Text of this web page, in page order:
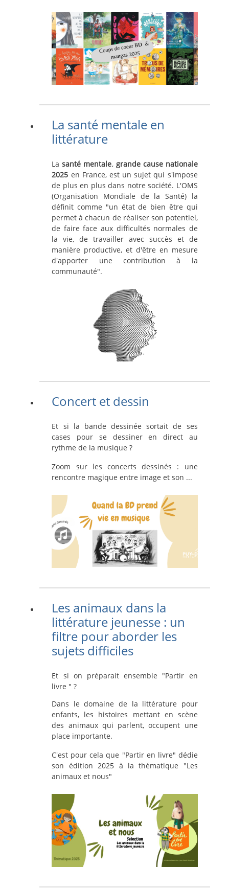
La santé mentale en
littérature
Lasanté mentale,grande cause nationale
2025 en France, est un sujet qui s'impose
de plus en plus dans notre société. L'OMS
(Organisation Mondiale de la Santé) la
définit comme "un état de bien être qui
permet à chacun de réaliser son potentiel,
de faire face aux difficultés normales de
la vie, de travailler avec succès et de
manière productive, et d'être en mesure
d'apporter une contribution à la
communauté".
Concert et dessin
Et si la bande dessinée sortait de ses
cases pour se dessiner en direct au
rythme de la musique ?
Zoom sur les concerts dessinés : une
rencontre magique entre image et son ...
Les animaux dans la
littérature jeunesse : un
filtre pour aborder les
sujets difficiles
Et si on préparait ensemble "Partir en
livre " ?
Dans le domaine de la littérature pour
enfants, les histoires mettant en scène
des animaux qui parlent, occupent une
place importante.
C'est pour cela que "Partir en livre" dédie
son édition 2025 à la thématique "Les
animaux et nous"